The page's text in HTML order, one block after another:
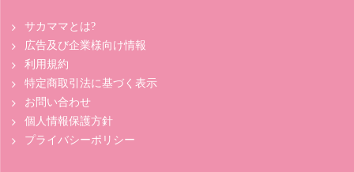
サカママとは?
広告及び企業様向け情報
利用規約
特定商取引法に基づく表示
お問い合わせ
個人情報保護方針
プライバシーポリシー